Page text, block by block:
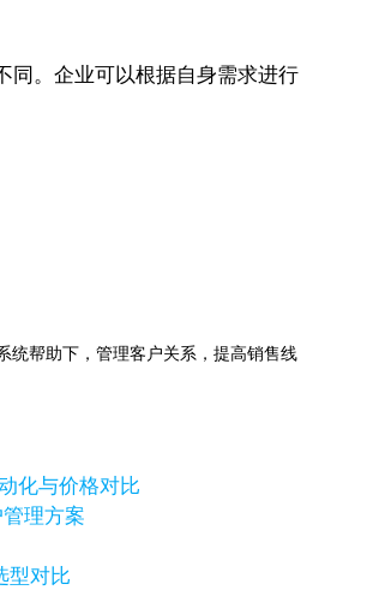
同。企业可以根据自身需求进行
统帮助下，管理客户关系，提高销售线
化与价格对比
理方案
型对比